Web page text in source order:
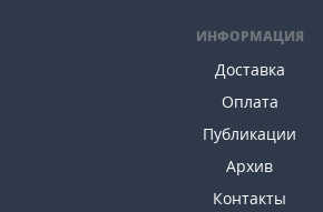
ИНФОРМАЦИЯ
Доставка
Оплата
Публикации
Архив
Контакты